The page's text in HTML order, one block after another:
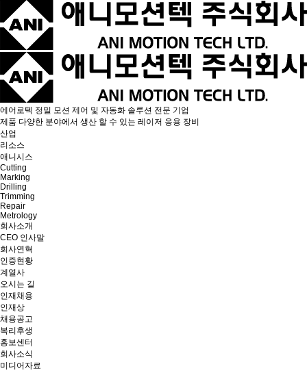
에어로텍 정밀 모션 제어 및 자동화 솔루션 전문 기업
제품 다양한 분야에서 생산 할 수 있는 레이저 응용 장비
산업
리소스
애니시스
Cutting
Marking
Drilling
Trimming
Repair
Metrology
회사소개
CEO 인사말
회사연혁
인증현황
계열사
오시는 길
인재채용
인재상
채용공고
복리후생
홍보센터
회사소식
미디어자료